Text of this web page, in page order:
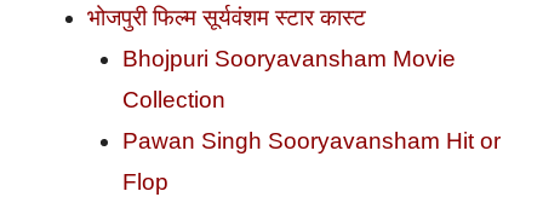
भोजपुरी फिल्म सूर्यवंशम स्टार कास्ट
Bhojpuri Sooryavansham Movie
Collection
Pawan Singh Sooryavansham Hit or
Flop